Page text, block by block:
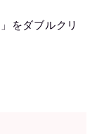
」をダブルクリ